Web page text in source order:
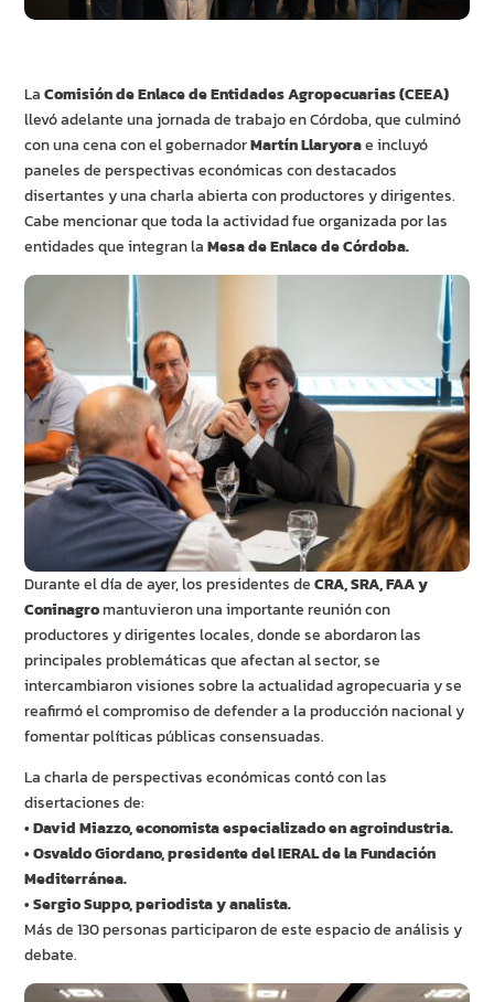
LaComisión de Enlace de Entidades Agropecuarias (CEEA)
llevó adelante una jornada de trabajo en Córdoba, que culminó
con una cena con el gobernadorMartín Llaryorae incluyó
paneles de perspectivas económicas con destacados
disertantes y una charla abierta con productores y dirigentes.
Cabe mencionar que toda la actividad fue organizada por las
entidades que integran laMesa de Enlace de Córdoba.
Durante el día de ayer, los presidentes deCRA, SRA, FAA y
Coninagromantuvieron una importante reunión con
productores y dirigentes locales, donde se abordaron las
principales problemáticas que afectan al sector, se
intercambiaron visiones sobre la actualidad agropecuaria y se
reafirmó el compromiso de defender a la producción nacional y
fomentar políticas públicas consensuadas.
La charla de perspectivas económicas contó con las
disertaciones de:
• David Miazzo, economista especializado en agroindustria.
• Osvaldo Giordano, presidente del IERAL de la Fundación
Mediterránea.
• Sergio Suppo, periodista y analista.
Más de 130 personas participaron de este espacio de análisis y
debate.